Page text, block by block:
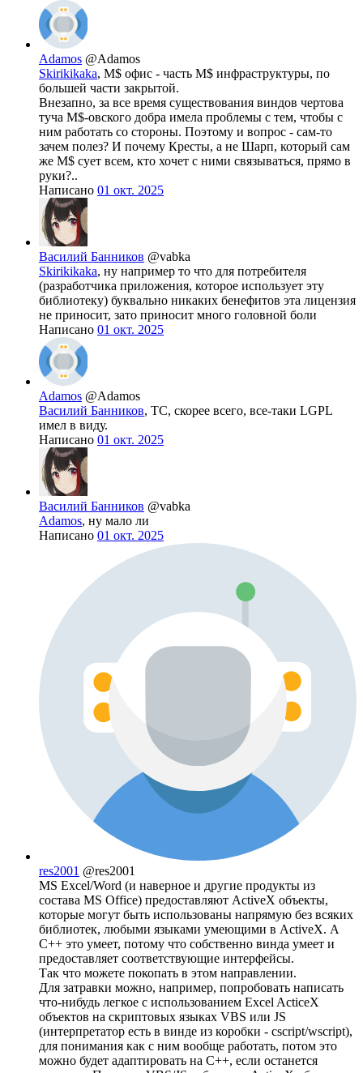
Adamos @Adamos
Skirikikaka, M$ офис - часть M$ инфраструктуры, по
большей части закрытой.
Внезапно, за все время существования виндов чертова
туча M$-овского добра имела проблемы с тем, чтобы с
ним работать со стороны. Поэтому и вопрос - сам-то
зачем полез? И почему Кресты, а не Шарп, который сам
же M$ сует всем, кто хочет с ними связываться, прямо в
руки?..
Написано 01 окт. 2025
Василий Банников @vabka
Skirikikaka, ну например то что для потребителя
(разработчика приложения, которое использует эту
библиотеку) буквально никаких бенефитов эта лицензия
не приносит, зато приносит много головной боли
Написано 01 окт. 2025
Adamos @Adamos
Василий Банников, ТС, скорее всего, все-таки LGPL
имел в виду.
Написано 01 окт. 2025
Василий Банников @vabka
Adamos, ну мало ли
Написано 01 окт. 2025
res2001 @res2001
MS Excel/Word (и наверное и другие продукты из
состава MS Office) предоставляют ActiveX объекты,
которые могут быть использованы напрямую без всяких
библиотек, любыми языками умеющими в ActiveX. А
С++ это умеет, потому что собственно винда умеет и
предоставляет соответствующие интерфейсы.
Так что можете покопать в этом направлении.
Для затравки можно, например, попробовать написать
что-нибудь легкое с использованием Excel ActiceX
объектов на скриптовых языках VBS или JS
(интерпретатор есть в винде из коробки - cscript/wscript),
для понимания как с ним вообще работать, потом это
можно будет адаптировать на С++, если останется